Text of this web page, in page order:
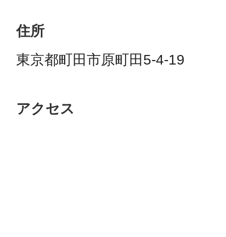
住所
東京都町田市原町田5-4-19
アクセス